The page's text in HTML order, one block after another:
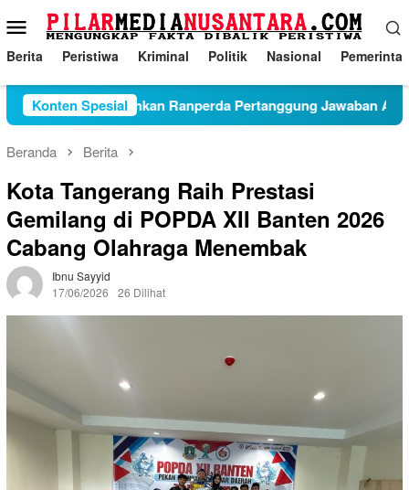
ke
konten
Menu
Mobile
Berita Peristiwa Kriminal Politik Nasional
Konten Spesial
Sahkan Ranperda Pertanggung Jawaban APBD 2025
Beranda Berita
Kota Tangerang Raih Prestasi
Gemilang di POPDA XII Banten 2026
Cabang Olahraga Menembak
Ibnu Sayyid
17/06/2026
26 Dilihat